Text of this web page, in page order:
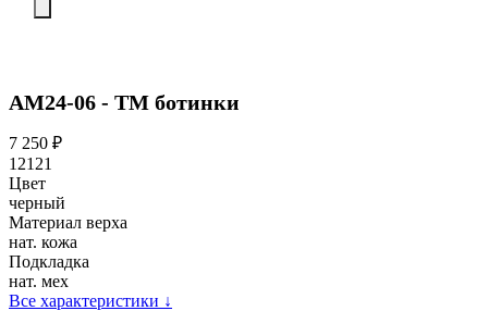
АМ24-06 - ТМ ботинки
7 250 ₽
12121
Цвет
черный
Материал верха
нат. кожа
Подкладка
нат. мех
Все характеристики ↓